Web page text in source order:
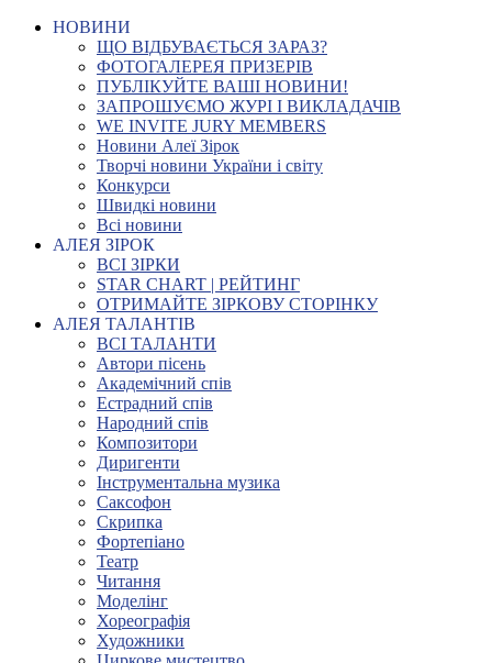
НОВИНИ
ЩО ВІДБУВАЄТЬСЯ ЗАРАЗ?
ФОТОГАЛЕРЕЯ ПРИЗЕРІВ
ПУБЛІКУЙТЕ ВАШІ НОВИНИ!
ЗАПРОШУЄМО ЖУРІ І ВИКЛАДАЧІВ
WE INVITE JURY MEMBERS
Новини Алеї Зірок
Творчі новини України і світу
Конкурси
Швидкі новини
Всі новини
АЛЕЯ ЗІРОК
ВСІ ЗІРКИ
STAR CHART | РЕЙТИНГ
ОТРИМАЙТЕ ЗІРКОВУ СТОРІНКУ
АЛЕЯ ТАЛАНТІВ
ВСІ ТАЛАНТИ
Автори пісень
Академічний спів
Естрадний спів
Народний спів
Композитори
Диригенти
Інструментальна музика
Саксофон
Скрипка
Фортепіано
Театр
Читання
Моделінг
Хореографія
Художники